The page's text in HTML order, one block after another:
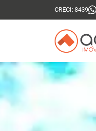
CRECI: 8439